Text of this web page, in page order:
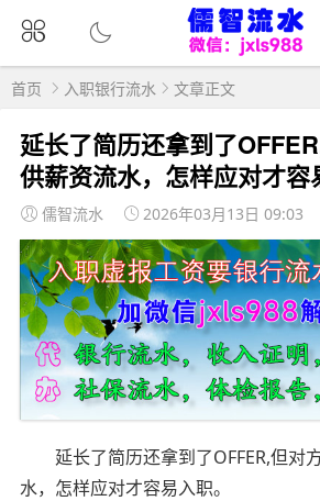
首页 入职银行流水 文章正文
延长了简历还拿到了
供薪资流水，怎样应对才容
儒智流水 2026年03月13日 09:03
延长了简历还拿到了OFFER,但对
水，怎样应对才容易入职。